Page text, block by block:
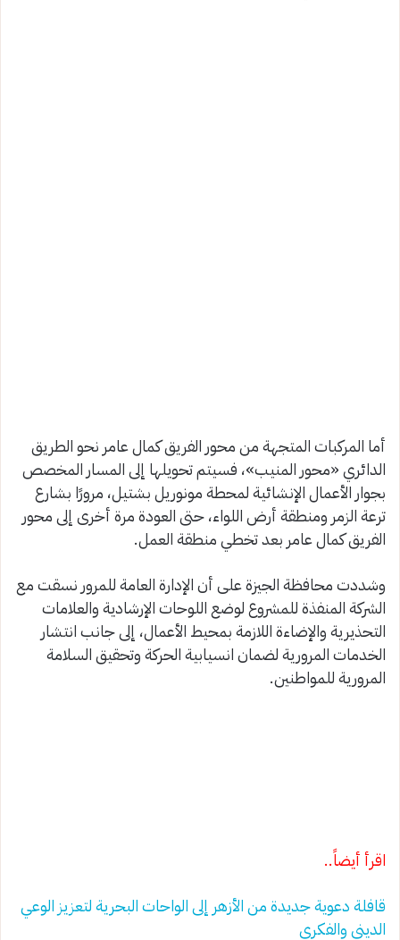
أما المركبات المتجهة من محور الفريق كمال عامر نحو الطريق
الدائري «محور المنيب»، فسيتم تحويلها إلى المسار المخصص
بجوار الأعمال الإنشائية لمحطة مونوريل بشتيل، مرورًا بشارع
ترعة الزمر ومنطقة أرض اللواء، حتى العودة مرة أخرى إلى محور
الفريق كمال عامر بعد تخطي منطقة العمل.
وشددت محافظة الجيزة على أن الإدارة العامة للمرور نسقت مع
الشركة المنفذة للمشروع لوضع اللوحات الإرشادية والعلامات
التحذيرية والإضاءة اللازمة بمحيط الأعمال، إلى جانب انتشار
الخدمات المرورية لضمان انسيابية الحركة وتحقيق السلامة
المرورية للمواطنين.
اقرأ أيضاً..
قافلة دعوية جديدة من الأزهر إلى الواحات البحرية لتعزيز الوعي
الديني والفكري